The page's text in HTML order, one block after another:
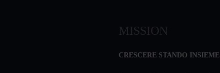
MISSION
CRESCERE STANDO INSIEME